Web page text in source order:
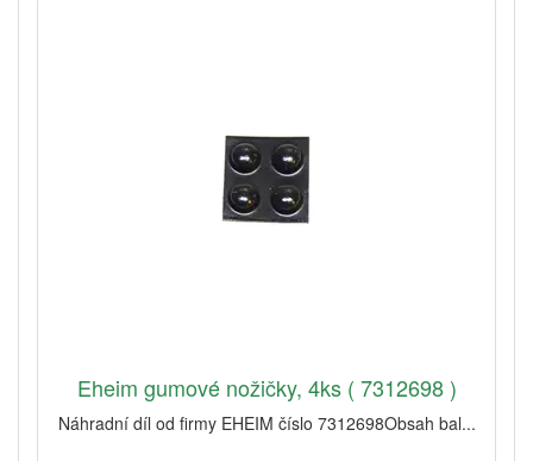
Eheim gumové nožičky, 4ks ( 7312698 )
Náhradní díl od firmy EHEIM číslo 7312698Obsah bal...